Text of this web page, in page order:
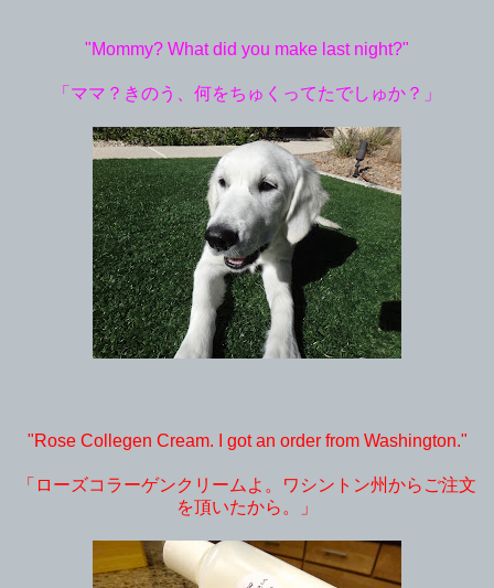
"Mommy? What did you make last night?"
「ママ？きのう、何をちゅくってたでしゅか？」
"Rose Collegen Cream. I got an order from Washington."
「ローズコラーゲンクリームよ。ワシントン州からご注文
を頂いたから。」